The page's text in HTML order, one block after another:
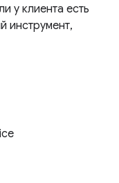
у клиента есть
инструмент,